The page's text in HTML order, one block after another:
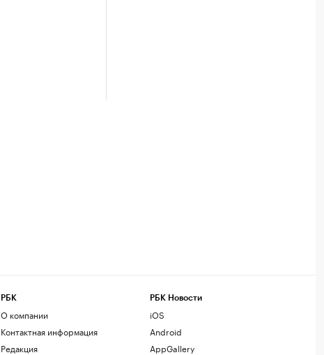
РБК
О компании
Контактная информация
Редакция
РБК Новости
iOS
Android
AppGallery